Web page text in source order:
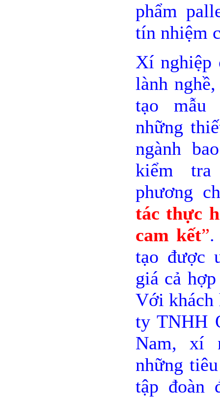
phẩm
tín nhiệm
Xí nghiệp
lành
tạo mẫu
những
ngành
kiểm tra
phương
tác thực
cam kết”.
tạo được
giá cả
Với khách
ty TNHH
Nam, xí
những
tập đoàn